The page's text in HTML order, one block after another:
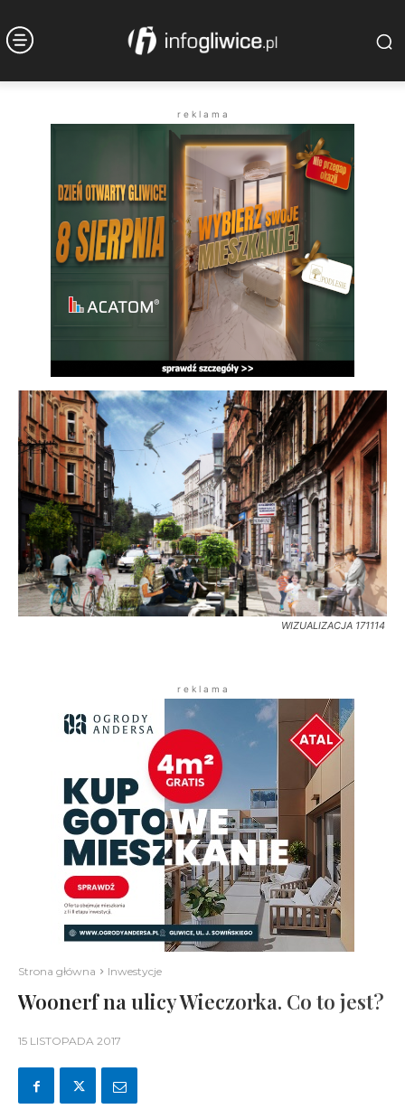
r e k l a m a
WIZUALIZACJA 171114
r e k l a m a
Strona główna Inwestycje
Woonerf na ulicy Wieczorka. Co to jest?
15 LISTOPADA 2017